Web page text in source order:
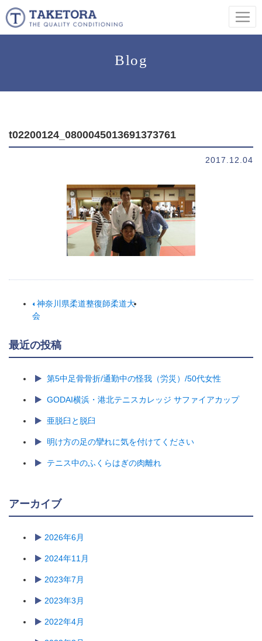
Blog
t02200124_0800045013691373761
2017.12.04
神奈川県柔道整復師柔道大
会
最近の投稿
第5中足骨骨折/通勤中の怪我（労災）/50代女性
GODAI横浜・港北テニスカレッジ サファイアカップ
亜脱臼と脱臼
明け方の足の攣れに気を付けてください
テニス中のふくらはぎの肉離れ
アーカイブ
2026年6月
2024年11月
2023年7月
2023年3月
2022年4月